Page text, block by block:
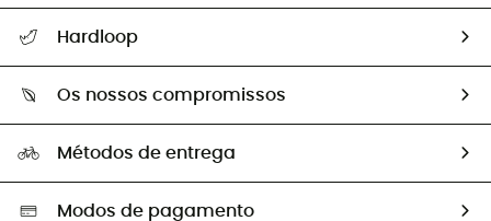
Devoluções e reembolsos
Guia de tamanhos
Trocas & Devoluções
Hardloop
Os nossos embaixadores
Os nossos compromissos
Seleção eco-responsável
Métodos de entrega
Modos de pagamento